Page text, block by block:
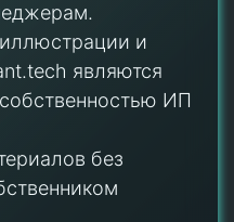
и
являются
ИП
без